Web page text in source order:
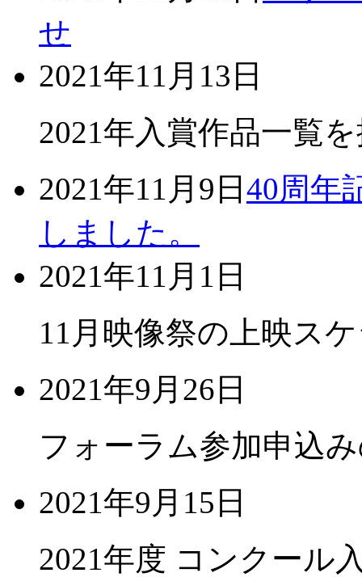
せ
2021年11月13日
2021年入賞作品一覧
2021年11月9日 40周年
しました。
2021年11月1日
11月映像祭の上映ス
2021年9月26日
フォーラム参加申込
2021年9月15日
2021年度 コンクール